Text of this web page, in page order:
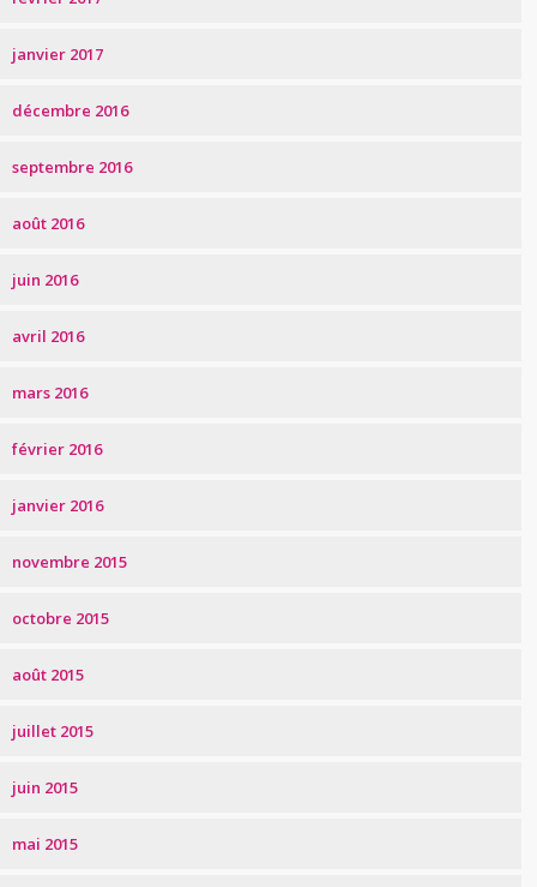
janvier 2017
décembre 2016
septembre 2016
août 2016
juin 2016
avril 2016
mars 2016
février 2016
janvier 2016
novembre 2015
octobre 2015
août 2015
juillet 2015
juin 2015
mai 2015